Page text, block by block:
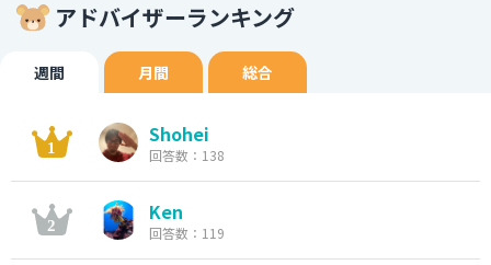
アドバイザーランキング
週間 月間 総合
Shohei
回答数：138
Ken
回答数：119